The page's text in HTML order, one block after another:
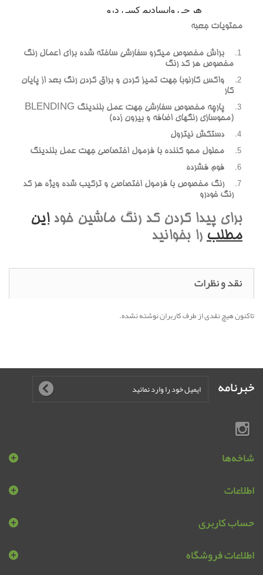
محتويات جعبه
براش مخصوص ميکرو سفارشي ساخته شده براي اعمال رنگ
مخصوص هر کد رنگ
واکس کارنوبا جهت تميز کردن و براق کردن رنگ بعد از پايان
کار
پارچه مخصوص سفارشي جهت عمل بلندينگ BLENDING
(محوسازي رنگهاي اضافه و بيرون زده)
دستکش نيترول
محلول محو کننده با فرمول اختصاصي جهت عمل بلندينگ
فوم فشرده
رنگ مخصوص با فرمول اختصاصي و ترکيب شده ويژه هر کد
رنگ خودرو
براي پيدا کردن کد رنگ ماشين خوداين
مطلب را بخوانيد
نقد و نظرات
تاکنون هیچ نقدی از طرف کاربران نوشته نشده.
خبرنامه
شاخه‌ها
اطلاعات
حساب کاربری
اطلاعات فروشگاه